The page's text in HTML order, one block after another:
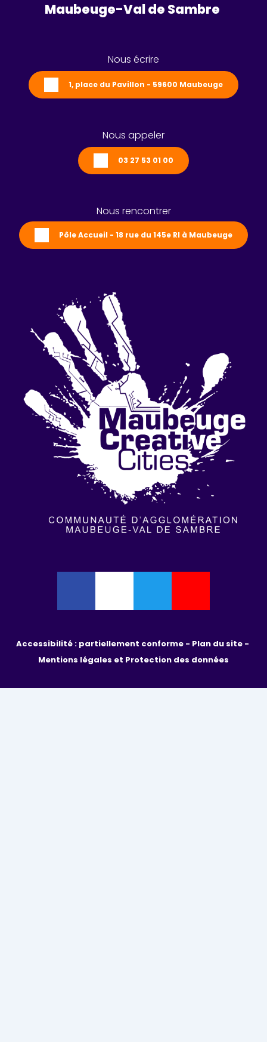
Maubeuge-Val de Sambre
Nous écrire
1, place du Pavillon - 59600 Maubeuge
Nous appeler
03 27 53 01 00
Nous rencontrer
Pôle Accueil - 18 rue du 145e RI à Maubeuge
Accessibilité : partiellement conforme -
Mentions légales et Protection des données